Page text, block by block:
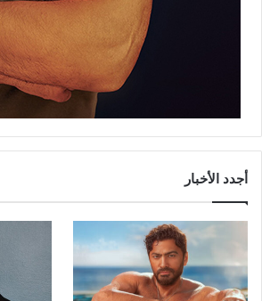
أجدد الأخبار